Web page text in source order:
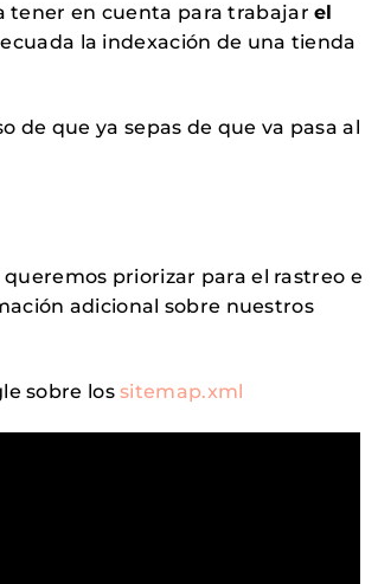
tener en cuenta para trabajarel
la indexación de una tienda
de que ya sepas de que va pasa al
priorizar para el rastreo e
adicional sobre nuestros
sobre lossitemap.xml